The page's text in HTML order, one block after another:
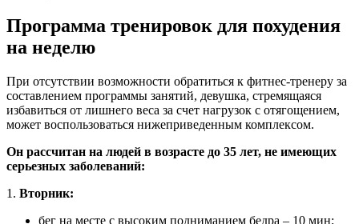
Программа тренировок для похудения
на неделю
При отсутствии возможности обратиться к фитнес-тренеру за
составлением программы занятий, девушка, стремящаяся
избавиться от лишнего веса за счет нагрузок с отягощением,
может воспользоваться нижеприведенным комплексом.
Он рассчитан на людей в возрасте до 35 лет, не имеющих
серьезных заболеваний:
1. Вторник:
бег на месте с высоким подниманием бедра – 10 мин;